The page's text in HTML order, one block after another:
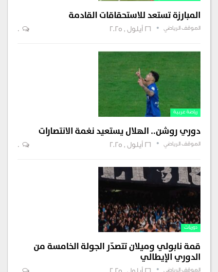
المبارزة تستعد للاستحقاقات القادمة
الموقف الرياضي 26 أيلول , 2025 0
رياضة عربية
دوري روشن.. الهلال يستعيد نغمة الانتصارات
الموقف الرياضي 26 أيلول , 2025 0
دوريات
قمة نابولي وميلان تتصدّر الجولة الخامسة من
الدوري الإيطالي
الموقف الرياضي